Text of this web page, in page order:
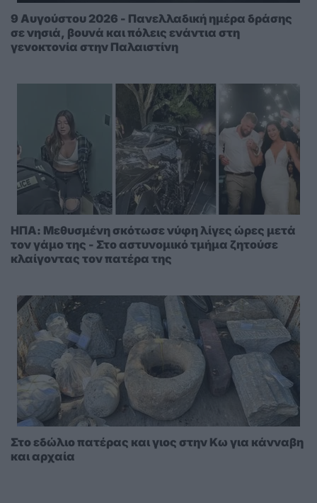
9 Αυγούστου 2026 - Πανελλαδική ημέρα δράσης
σε νησιά, βουνά και πόλεις ενάντια στη
γενοκτονία στην Παλαιστίνη
ΗΠΑ: Μεθυσμένη σκότωσε νύφη λίγες ώρες μετά
τον γάμο της - Στο αστυνομικό τμήμα ζητούσε
κλαίγοντας τον πατέρα της
Στο εδώλιο πατέρας και γιος στην Κω για κάνναβη
και αρχαία